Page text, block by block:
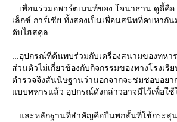
...เพื่อนร่วมอพาร์ตเมนท์ของ โจนาธาน ดูดี้คื
เล็กซ์ การ์เซีย ทั้งสองเป็นเพื่อนสนิทที่คบหากั
ดับไฮสคูล
...อุปกรณ์ที่ค้นพบร่วมกับเครื่องสนามของทหา
ส่วนตัวไม่เกี่ยวข้องกับกิจกรรมของทางโรงเรี
ตำรวจจึงสันนิษฐานว่านอกจากจะชมชอบอยา
แบบทหารแล้ว อุปกรณ์ดังกล่าวอาจมีไว้เพื่อใช้
...และหลักฐานที่สำคัญคือปืนพกสั้นที่ใช้กระสุ